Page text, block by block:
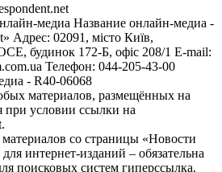
медиа Название онлайн-медиа -
Адрес: 02091, місто Київ,
будинок 172-Б, офіс 208/1 E-mail:
Телефон: 044-205-43-00
- R40-06068
материалов, размещённых на
при условии ссылки на
со страницы «Новости
интернет-изданий – обязательна
поисковых систем гиперссылка.